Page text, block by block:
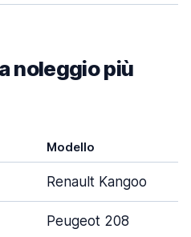
noleggio più
Modello
Renault Kangoo
Peugeot 208